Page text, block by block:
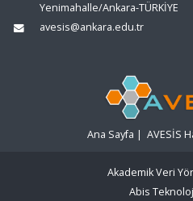
Yenimahalle/Ankara-TÜRKİYE
avesis@ankara.edu.tr
Ana Sayfa | AVESİS
Akademik Veri
Abis